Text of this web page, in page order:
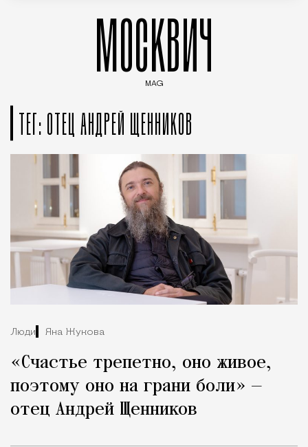
МОСКВИЧ
MAG
ТЕГ: ОТЕЦ АНДРЕЙ ЩЕННИКОВ
Люди Яна Жукова
«Счастье трепетно, оно живое,
поэтому оно на грани боли» —
отец Андрей Щенников